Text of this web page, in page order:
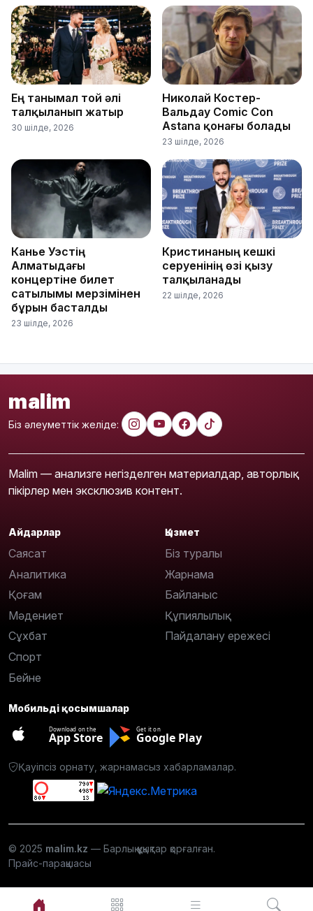
Ең танымал той әлі
талқыланып жатыр
30 шілде, 2026
Николай Костер-
Вальдау Comic Con
Astana қонағы болады
23 шілде, 2026
Канье Уэстің
Алматыдағы
концертіне билет
сатылымы мерзімінен
бұрын басталды
23 шілде, 2026
Кристинаның кешкі
серуенінің өзі қызу
талқыланады
22 шілде, 2026
malim
Біз әлеуметтік желіде:
Malim — анализге негізделген материалдар, авторлық
пікірлер мен эксклюзив контент.
Айдарлар
Саясат
Аналитика
Қоғам
Мәдениет
Сұхбат
Спорт
Бейне
Қызмет
Біз туралы
Жарнама
Байланыс
Құпиялылық
Пайдалану ережесі
Мобильді қосымшалар
Download on the
App Store
Get it on
Google Play
Қауіпсіз орнату, жарнамасыз хабарламалар.
© 2025 malim.kz — Барлық құқықтар қорғалған.
Прайс-парақшасы